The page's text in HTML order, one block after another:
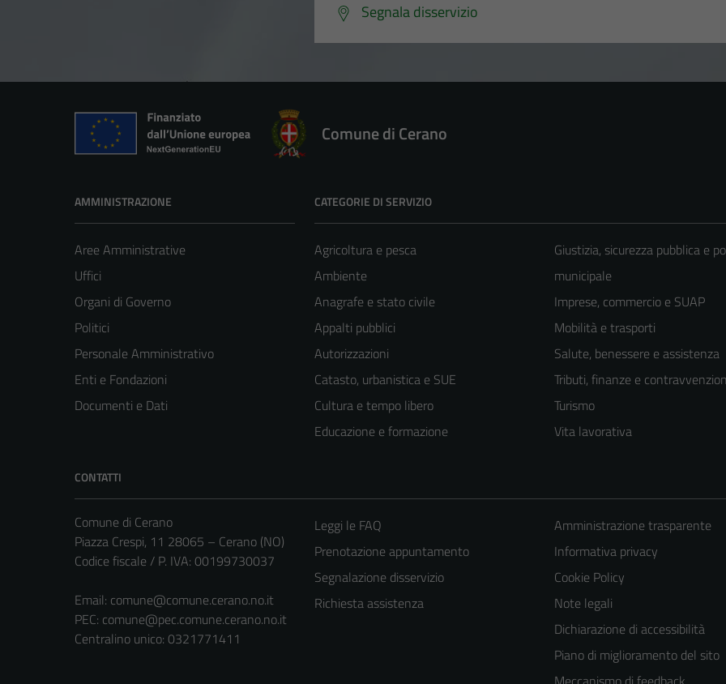
Segnala disservizio
Comune di Cerano
AMMINISTRAZIONE
Aree Amministrative
Uffici
Organi di Governo
Politici
Personale Amministrativo
Enti e Fondazioni
Documenti e Dati
CATEGORIE DI SERVIZIO
Agricoltura e pesca
Ambiente
Anagrafe e stato civile
Appalti pubblici
Autorizzazioni
Catasto, urbanistica e SUE
Cultura e tempo libero
Educazione e formazione
Giustizia, sicurezza pubblica e
municipale
Imprese, commercio e SUAP
Mobilità e trasporti
Salute, benessere e assistenza
Tributi, finanze e
Turismo
Vita lavorativa
CONTATTI
Comune di Cerano
Piazza Crespi, 11 28065 – Cerano (NO)
Codice fiscale / P. IVA: 00199730037
Email: comune@comune.cerano.no.it
PEC: comune@pec.comune.cerano.no.it
Centralino unico: 0321771411
Leggi le FAQ
Prenotazione appuntamento
Segnalazione disservizio
Richiesta assistenza
Amministrazione trasparente
Informativa privacy
Cookie Policy
Note legali
Dichiarazione di accessibilità
Piano di miglioramento del sito